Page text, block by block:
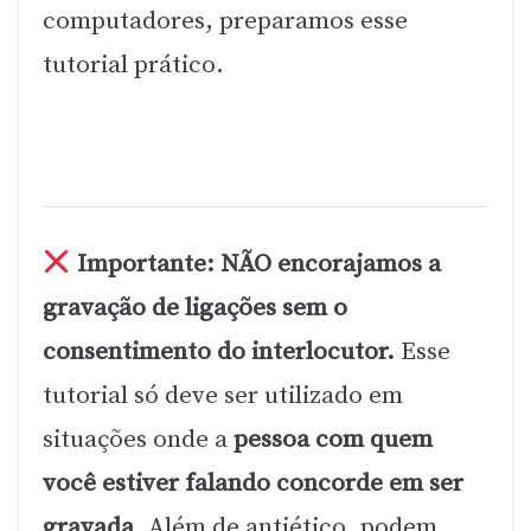
computadores, preparamos esse
tutorial prático.
Importante: NÃO encorajamos a
gravação de ligações sem o
consentimento do interlocutor. Esse
tutorial só deve ser utilizado em
situações onde apessoa com quem
você estiver falando concorde em ser